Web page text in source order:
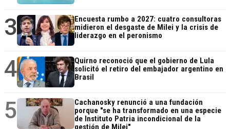
3
Encuesta rumbo a 2027: cuatro consultoras
midieron el desgaste de Milei y la crisis de
liderazgo en el peronismo
4
Quirno reconoció que el gobierno de Lula
solicitó el retiro del embajador argentino en
Brasil
5
Cachanosky renunció a una fundación
porque "se ha transformado en una especie
de Instituto Patria incondicional de la
gestión de Milei"